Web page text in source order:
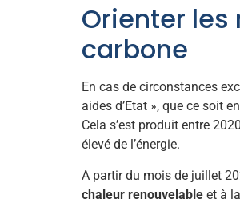
Orienter
carbone
En cas de circonstances
aides d’Etat », que ce soit
Cela s’est produit entre
élevé de l’énergie.
A partir du mois de juillet
chaleur renouvelable et à la